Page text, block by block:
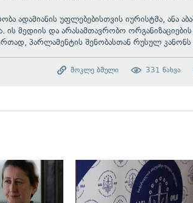
ადამიანის უფლებებისთვის იურისტმა, ანა
მედიის და არასამთავრობო ორგანიზაციების
პარლამენტის შენობასთან რუსულ კანონს
331 ნახვა
მოკლე ბმული
გადახედვა